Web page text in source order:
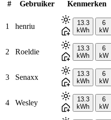
#
Gebruiker Kenmerken
1 henriu
13.3
kWh
6
kW
2 Roeldie
13.3
kWh
6
kW
3 Senaxx
13.3
kWh
6
kW
4 Wesley
13.3
kWh
6
kW